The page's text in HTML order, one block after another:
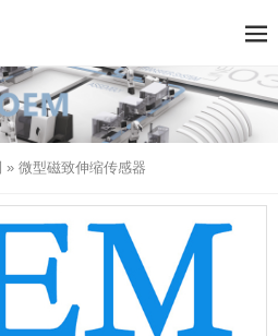
» 微型磁致伸缩传感器